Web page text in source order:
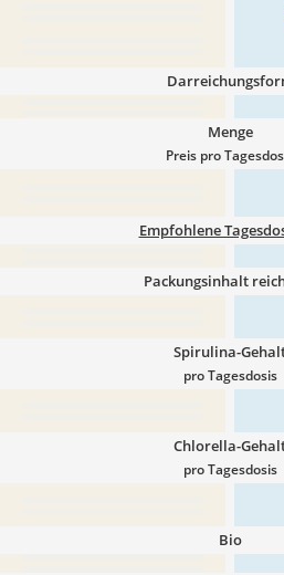
Menge
Preis pro
Empfohlene
Packungsinhalt
Spirulina-
pro Tagesdosis
Chlorella-
pro Tagesdosis
Bio